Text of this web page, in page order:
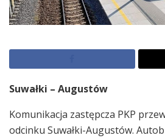
Suwałki – Augustów
Komunikacja zastępcza PKP
odcinku Suwałki-Augustów.